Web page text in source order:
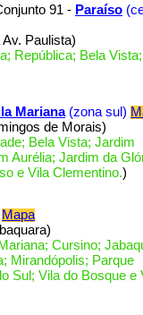
91 - Paraíso
Paulista)
República; Bela Vista;
Mariana (zona sul)
de Morais)
Bela Vista; Jardim
Aurélia; Jardim da
e Vila Clementino.)
Mapa
)
Cursino;
Mirandópolis; Parque
Sul; Vila do Bosque e